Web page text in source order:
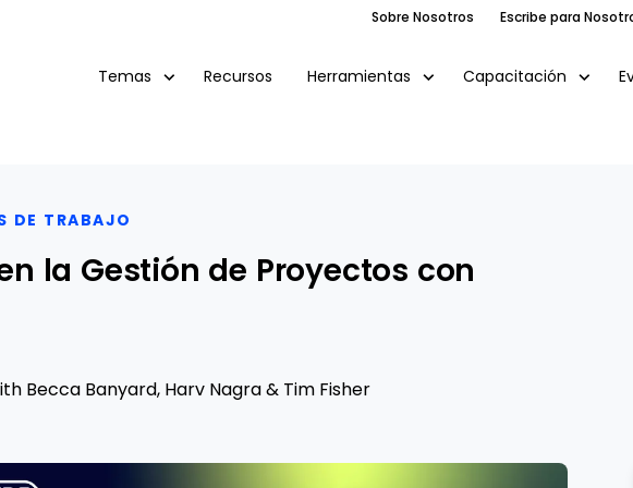
Sobre Nosotros Escribe para
Temas Recursos Herramientas Capacitación
DE TRABAJO
la Gestión de Proyectos con
Becca Banyard, Harv Nagra & Tim Fisher